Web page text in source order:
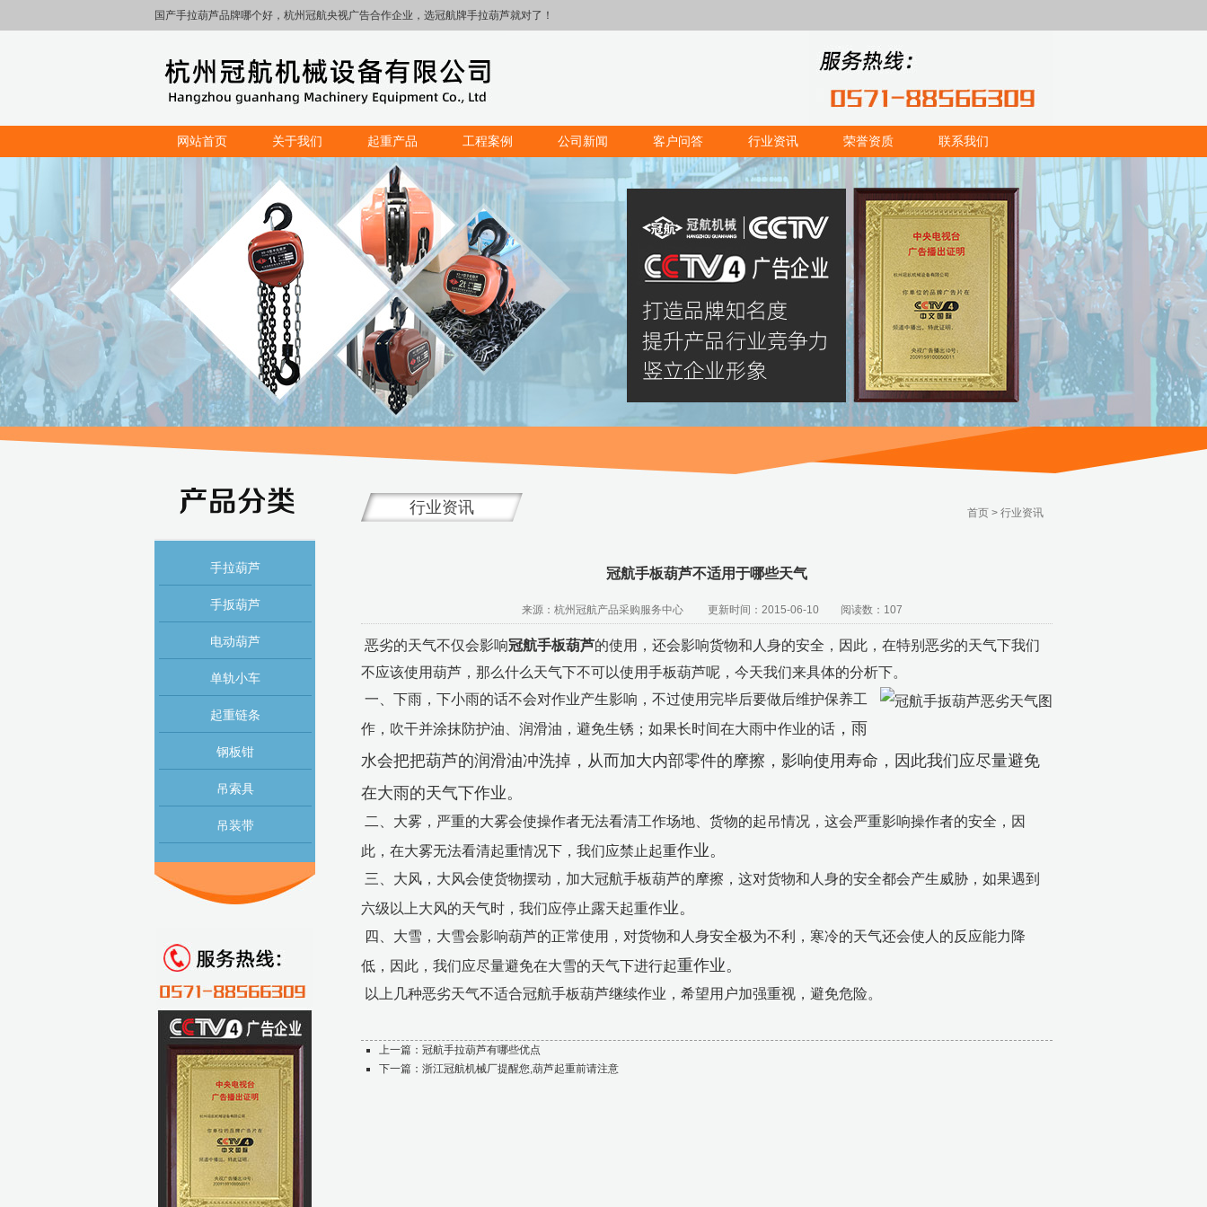
国产手拉葫芦品牌哪个好，杭州冠航央视广告合作企业，选冠航牌手拉葫芦就对了！
网站首页 关于我们 起重产品 工程案例 公司新闻 客户问答 行业资讯 荣誉资质 联系我们
手拉葫芦
手扳葫芦
电动葫芦
单轨小车
起重链条
钢板钳
吊索具
吊装带
行业资讯 首页 > 行业资讯
冠航手板葫芦不适用于哪些天气
来源：杭州冠航产品采购服务中心 更新时间：2015-06-10 阅读数：107
恶劣的天气不仅会影响冠航手板葫芦的使用，还会影响货物和人身的安全，因此，在特别恶劣的天气下我们
不应该使用葫芦，那么什么天气下不可以使用手板葫芦呢，今天我们来具体的分析下。
一、下雨，下小雨的话不会对作业产生影响，不过使用完毕后要做后维护保养工
作，吹干并涂抹防护油、润滑油，避免生锈；如果长时间在大雨中作业的话 ，雨
水会把把葫芦的润滑油冲洗掉，从而加大内部零件的摩擦，影响使用寿命，因此我们应尽量避免
在大雨的天气下作业。
二、大雾，严重的大雾会使操作者无法看清工作场地、货物的起吊情况，这会严重影响操作者的安全，因
此，在大雾无法看清起重情况下，我们应禁止起重作业。
三、大风，大风会使货物摆动，加大冠航手板葫芦的摩擦，这对货物和人身的安全都会产生威胁，如果遇到
六级以上大风的天气时，我们应停止露天起重作业。
四、大雪，大雪会影响葫芦的正常使用，对货物和人身安全极为不利，寒冷的天气还会使人的反应能力降
低，因此，我们应尽量避免在大雪的天气下进行起重作业。
以上几种恶劣天气不适合冠航手板葫芦继续作业，希望用户加强重视，避免危险。
上一篇： 冠航手拉葫芦有哪些优点
下一篇： 浙江冠航机械厂提醒您,葫芦起重前请注意